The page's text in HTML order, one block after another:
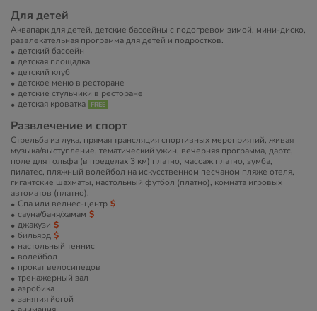
Для детей
Аквапарк для детей, детские бассейны с подогревом зимой, мини-диско,
развлекательная программа для детей и подростков.
детский бассейн
детская площадка
детский клуб
детское меню в ресторане
детские стульчики в ресторане
детская кроватка
Развлечение и спорт
Стрельба из лука, прямая трансляция спортивных мероприятий, живая
музыка/выступление, тематический ужин, вечерняя программа, дартс,
поле для гольфа (в пределах 3 км) платно, массаж платно, зумба,
пилатес, пляжный волейбол на искусственном песчаном пляже отеля,
гигантские шахматы, настольный футбол (платно), комната игровых
автоматов (платно).
Спа или велнес-центр
сауна/баня/хамам
джакузи
бильярд
настольный теннис
волейбол
прокат велосипедов
тренажерный зал
аэробика
занятия йогой